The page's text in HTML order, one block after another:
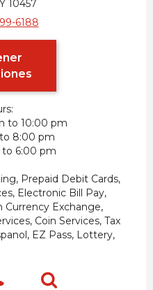
10457
6188
to 10:00 pm
to 8:00 pm
to 6:00 pm
Prepaid Debit Cards,
Electronic Bill Pay,
Currency Exchange,
Coin Services, Tax
EZ Pass, Lottery,